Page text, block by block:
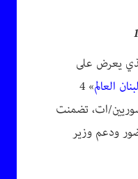
يعرض على
العالم » 4
ات، تضمنت
ودعم وزير